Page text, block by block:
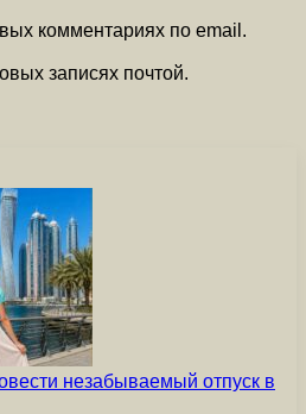
комментариях по email.
записях почтой.
незабываемый отпуск в